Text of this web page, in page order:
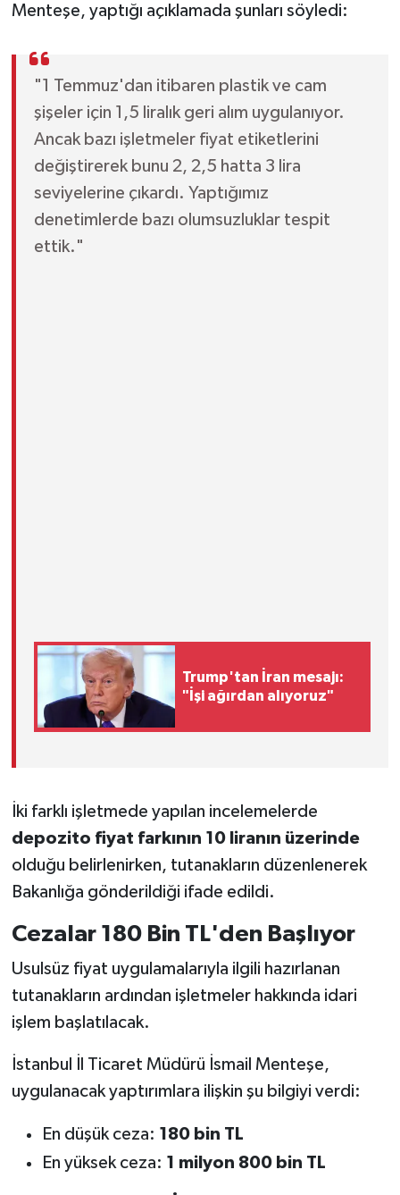
Menteşe, yaptığı açıklamada şunları söyledi:
"1 Temmuz'dan itibaren plastik ve cam
şişeler için 1,5 liralık geri alım uygulanıyor.
Ancak bazı işletmeler fiyat etiketlerini
değiştirerek bunu 2, 2,5 hatta 3 lira
seviyelerine çıkardı. Yaptığımız
denetimlerde bazı olumsuzluklar tespit
ettik."
Trump'tan İran mesajı:
"İşi ağırdan alıyoruz"
İki farklı işletmede yapılan incelemelerde
depozito fiyat farkının 10 liranın üzerinde
olduğu belirlenirken, tutanakların düzenlenerek
Bakanlığa gönderildiği ifade edildi.
Cezalar 180 Bin TL'den Başlıyor
Usulsüz fiyat uygulamalarıyla ilgili hazırlanan
tutanakların ardından işletmeler hakkında idari
işlem başlatılacak.
İstanbul İl Ticaret Müdürü İsmail Menteşe,
uygulanacak yaptırımlara ilişkin şu bilgiyi verdi:
En düşük ceza: 180 bin TL
En yüksek ceza: 1 milyon 800 bin TL